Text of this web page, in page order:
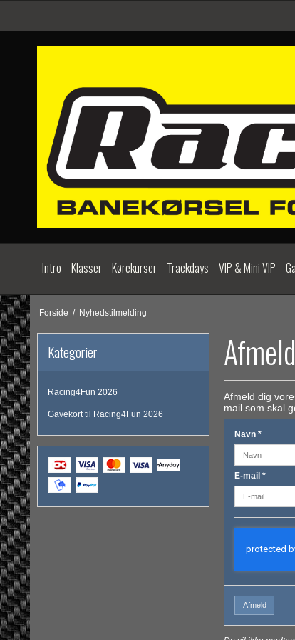
Intro Klasser Kørekurser Trackdays VIP & Mini VIP
Forside / Nyhedstilmelding
Kategorier
Racing4Fun 2026
Gavekort til Racing4Fun 2026
Afmeld dig
mail som skal
Navn*
E-mail*
Afmeld